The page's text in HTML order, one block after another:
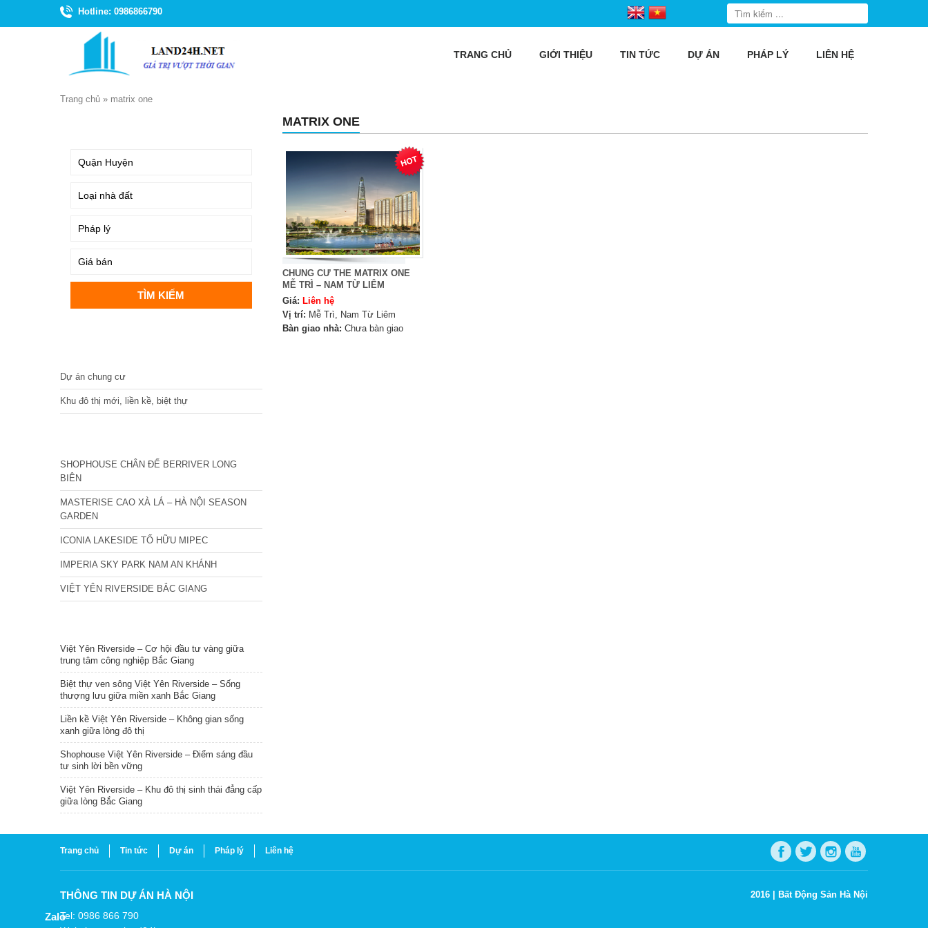
Hotline: 0986866790
TRANG CHỦ GIỚI THIỆU TIN TỨC DỰ ÁN PHÁP LÝ LIÊN HỆ
Trang chủ » matrix one
MATRIX ONE
CHUNG CƯ THE MATRIX ONE
MỄ TRÌ – NAM TỪ LIÊM
Giá: Liên hệ
Vị trí: Mễ Trì, Nam Từ Liêm
Bàn giao nhà: Chưa bàn giao
Dự án chung cư
Khu đô thị mới, liền kề, biệt thự
SHOPHOUSE CHÂN ĐẾ BERRIVER LONG
BIÊN
MASTERISE CAO XÀ LÁ – HÀ NỘI SEASON
GARDEN
ICONIA LAKESIDE TỐ HỮU MIPEC
IMPERIA SKY PARK NAM AN KHÁNH
VIỆT YÊN RIVERSIDE BẮC GIANG
Việt Yên Riverside – Cơ hội đầu tư vàng giữa
trung tâm công nghiệp Bắc Giang
Biệt thự ven sông Việt Yên Riverside – Sống
thượng lưu giữa miền xanh Bắc Giang
Liền kề Việt Yên Riverside – Không gian sống
xanh giữa lòng đô thị
Shophouse Việt Yên Riverside – Điểm sáng đầu
tư sinh lời bền vững
Việt Yên Riverside – Khu đô thị sinh thái đẳng cấp
giữa lòng Bắc Giang
Trang chủ Tin tức Dự án Pháp lý Liên hệ
THÔNG TIN DỰ ÁN HÀ NỘI
Tel: 0986 866 790
2016 | Bất Động Sản Hà Nội
Zalo